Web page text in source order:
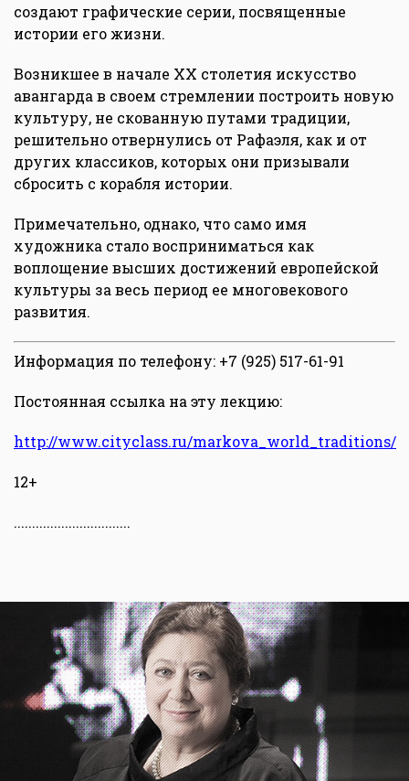
создают графические серии, посвященные
истории его жизни.
Возникшее в начале XX столетия искусство
авангарда в своем стремлении построить новую
культуру, не скованную путами традиции,
решительно отвернулись от Рафаэля, как и от
других классиков, которых они призывали
сбросить с корабля истории.
Примечательно, однако, что само имя
художника стало восприниматься как
воплощение высших достижений европейской
культуры за весь период ее многовекового
развития.
Информация по телефону: +7 (925) 517-61-91
Постоянная ссылка на эту лекцию:
http://www.cityclass.ru/markova_world_traditions/
12+
................................